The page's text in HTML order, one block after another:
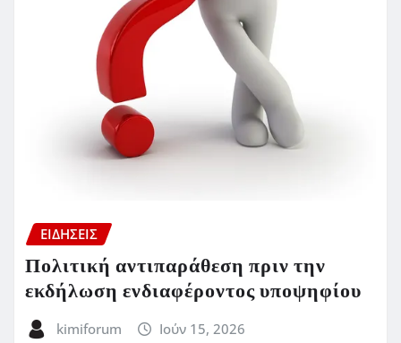
ΕΙΔΗΣΕΙΣ
Πολιτική αντιπαράθεση πριν την
εκδήλωση ενδιαφέροντος υποψηφίου
kimiforum Ιούν 15, 2026